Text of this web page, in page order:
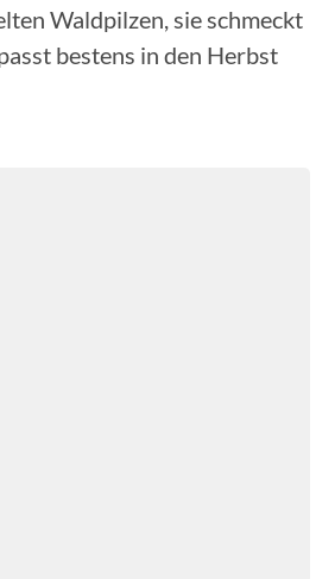
Waldpilzen, sie schmeckt
bestens in den Herbst